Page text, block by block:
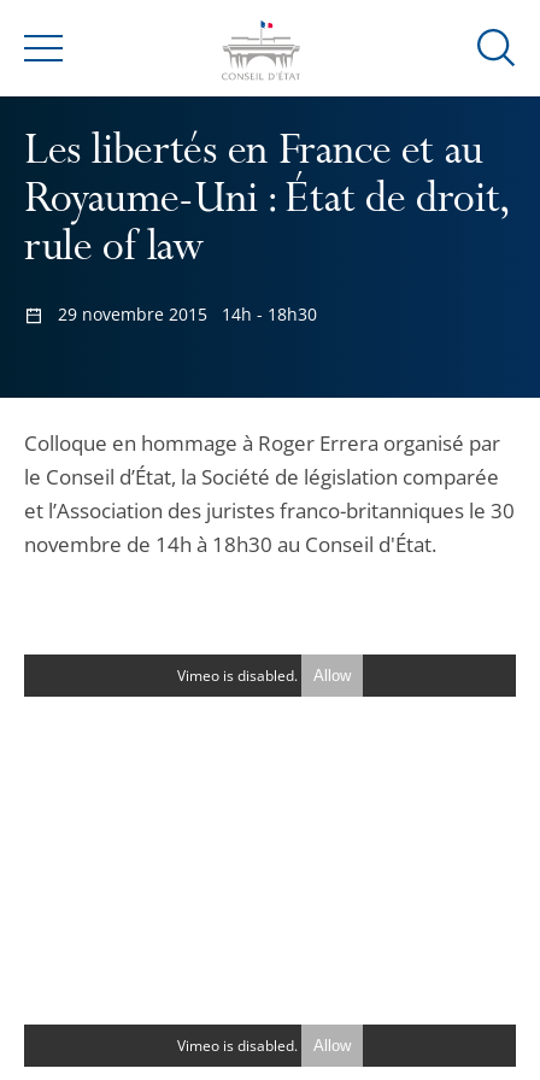
Menu
Ouvrir
de
Les libertés en France et au
Royaume-Uni : État de droit,
rule of law
29 novembre 2015 14h - 18h30
Colloque en hommage à Roger Errera organisé par
le Conseil d’État, la Société de législation comparée
et l’Association des juristes franco-britanniques le 30
novembre de 14h à 18h30 au Conseil d'État.
Vimeo is disabled. Allow
Vimeo is disabled. Allow